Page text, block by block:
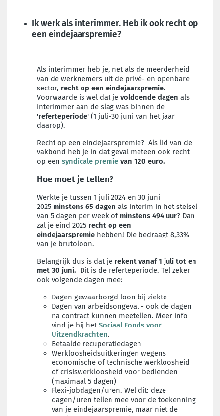
Ik werk als interimmer. Heb ik ook recht op
een eindejaarspremie?
Als interimmer heb je, net als de meerderheid
van de werknemers uit de privé- en openbare
sector, recht op een eindejaarspremie.
Voorwaarde is wel dat je voldoende dagen als
interimmer aan de slag was binnen de
'referteperiode' (1 juli-30 juni van het jaar
daarop).
Recht op een eindejaarspremie? Als lid van de
vakbond heb je in dat geval meteen ook recht
op een syndicale premie van 120 euro.
Hoe moet je tellen?
Werkte je tussen 1 juli 2024 en 30 juni
2025 minstens 65 dagen als interim in het stelsel
van 5 dagen per week of minstens 494 uur? Dan
zal je eind 2025 recht op een
eindejaarspremie hebben! Die bedraagt 8,33%
van je brutoloon.
Belangrijk dus is dat je rekent vanaf 1 juli tot en
met 30 juni. Dit is de referteperiode. Tel zeker
ook volgende dagen mee:
Dagen gewaarborgd loon bij ziekte
Dagen van arbeidsongeval - ook de dagen
na contract kunnen meetellen. Meer info
vind je bij het Sociaal Fonds voor
Uitzendkrachten.
Betaalde recuperatiedagen
Werkloosheidsuitkeringen wegens
economische of technische werkloosheid
of crisiswerkloosheid voor bedienden
(maximaal 5 dagen)
Flexi-jobdagen/uren. Wel dit: deze
dagen/uren tellen mee voor de toekenning
van je eindejaarspremie, maar niet de